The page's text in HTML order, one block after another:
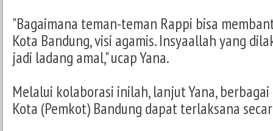
"Bagaimana teman-teman Rappi bisa
Kota Bandung, visi agamis. Insyaallah yang
jadi ladang amal," ucap Yana.
Melalui kolaborasi inilah, lanjut Yana,
Kota (Pemkot) Bandung dapat terlaksana